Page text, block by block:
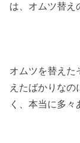
は、オムツ替え
オムツを替えた
えたばかりな
く、本当に多々